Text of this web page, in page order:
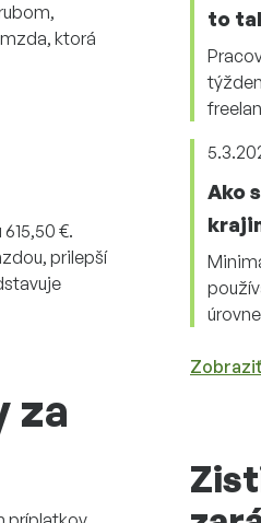
ktorá
€.
prilepší
za
to
Ako